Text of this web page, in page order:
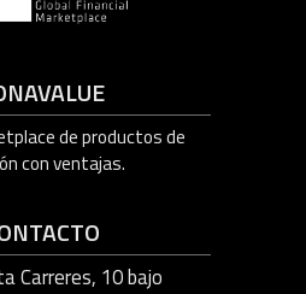
de productos de
con ventajas.
Carreres, 10 bajo